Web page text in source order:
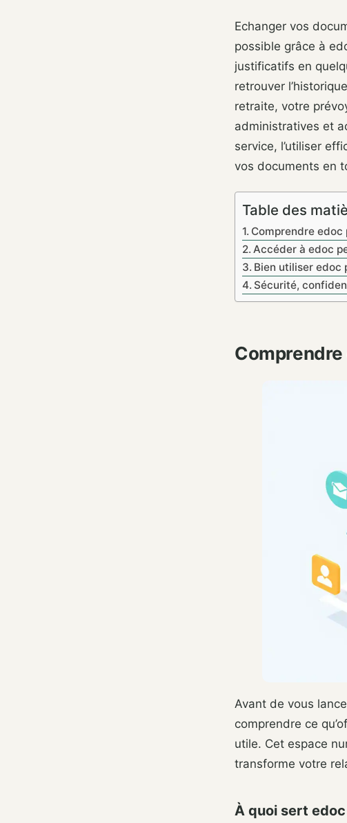
Echanger vos
possible grâce à
justificatifs en
retrouver
retraite, votre
administratives et
service, l’utiliser
vos documents en
Table des
Comprendre edoc
Accéder à edoc
Bien utiliser edoc
Sécurité,
Avant de vous
comprendre ce
utile. Cet espace
transforme votre
À quoi sert